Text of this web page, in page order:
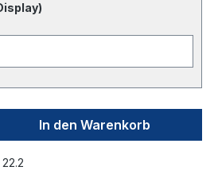
In den Warenkorb